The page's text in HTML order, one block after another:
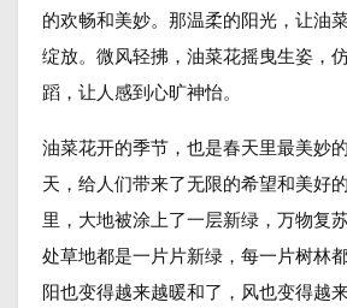
的欢畅和美妙。那温柔的阳光，让油
绽放。微风轻拂，油菜花摇曳生姿，
蹈，让人感到心旷神怡。
油菜花开的季节，也是春天里最美妙
天，给人们带来了无限的希望和美好
里，大地被涂上了一层新绿，万物复
处草地都是一片片新绿，每一片树林
阳也变得越来越暖和了，风也变得越